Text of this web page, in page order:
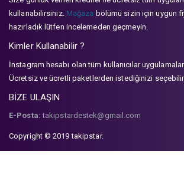
kullanabilirsiniz. Mağaza bölümü sizin için uygun
hazırladık lütfen incelemeden geçmeyin.
Kimler Kullanabilir ?
İnstagram hesabı olan tüm kullanıcılar
Ücretsiz ve ücretli paketlerden istediğinizi
BİZE ULAŞIN
E-Posta: takipstardestek@gmail.com
Copyright © 2019 takipstar.